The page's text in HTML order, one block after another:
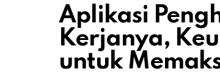
Aplikasi
Kerjanya,
untuk